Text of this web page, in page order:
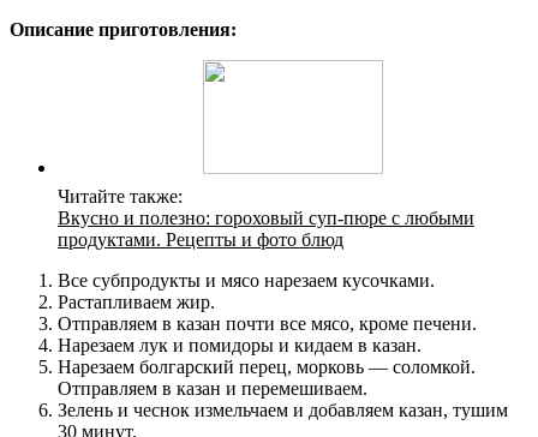
Описание приготовления:
Читайте также:
Вкусно и полезно: гороховый суп-пюре с любыми
продуктами. Рецепты и фото блюд
Все субпродукты и мясо нарезаем кусочками.
Растапливаем жир.
Отправляем в казан почти все мясо, кроме печени.
Нарезаем лук и помидоры и кидаем в казан.
Нарезаем болгарский перец, морковь — соломкой.
Отправляем в казан и перемешиваем.
Зелень и чеснок измельчаем и добавляем казан, тушим
30 минут.